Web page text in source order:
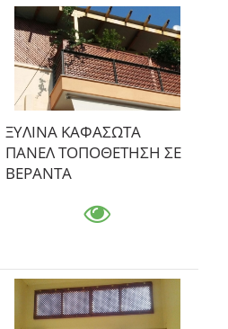
ΞΥΛΙΝΑ ΚΑΦΑΣΩΤΑ
ΠΑΝΕΛ ΤΟΠΟΘΕΤΗΣΗ ΣΕ
ΒΕΡΑΝΤΑ